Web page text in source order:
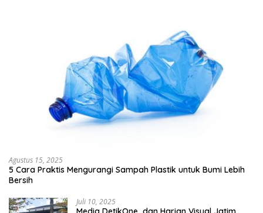
Agustus 15, 2025
5 Cara Praktis Mengurangi Sampah Plastik untuk Bumi Lebih
Bersih
Juli 10, 2025